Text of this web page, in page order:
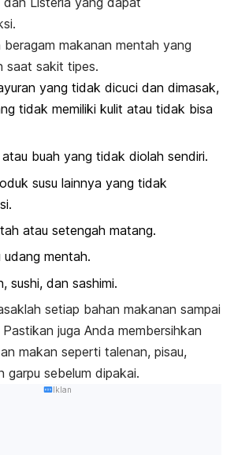
beragam makanan mentah yang
saat sakit tipes.
yang tidak dicuci dan dimasak,
tidak memiliki kulit atau tidak bisa
atau buah yang tidak diolah sendiri.
susu lainnya yang tidak
atau setengah matang.
udang mentah.
sushi, dan sashimi.
setiap bahan makanan sampai
juga Anda membersihkan
makan seperti talenan, pisau,
garpu sebelum dipakai.
Iklan